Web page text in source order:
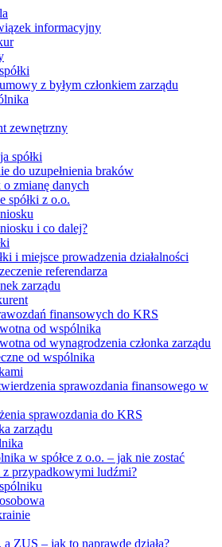
informacyjny
z byłym członkiem zarządu
zewnętrzny
spółki
do uzupełnienia braków
zmianę danych
spółki z o.o.
i co dalej?
i miejsce prowadzenia działalności
referendarza
zarządu
finansowych do KRS
od wspólnika
od wynagrodzenia członka zarządu
od wspólnika
sprawozdania finansowego w
sprawozdania do KRS
zarządu
w spółce z o.o. – jak nie zostać
przypadkowymi ludźmi?
a ZUS – jak to naprawdę działa?